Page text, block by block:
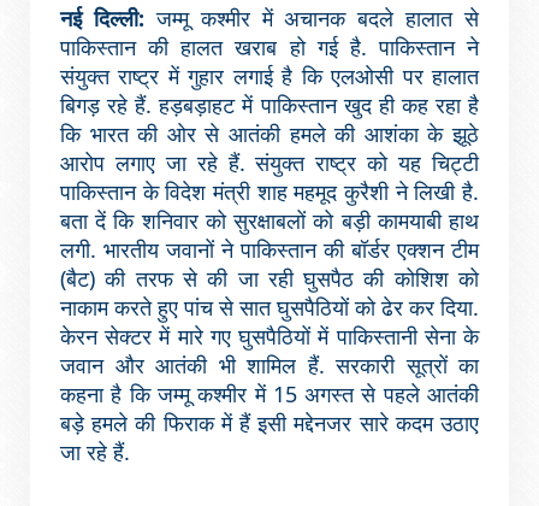
नई दिल्ली: जम्मू कश्मीर में अचानक बदले हालात से
पाकिस्तान की हालत खराब हो गई है. पाकिस्तान ने
संयुक्त राष्ट्र में गुहार लगाई है कि एलओसी पर हालात
बिगड़ रहे हैं. हड़बड़ाहट में पाकिस्तान खुद ही कह रहा है
कि भारत की ओर से आतंकी हमले की आशंका के झूठे
आरोप लगाए जा रहे हैं. संयुक्त राष्ट्र को यह चिट्टी
पाकिस्तान के विदेश मंत्री शाह महमूद कुरैशी ने लिखी है.
बता दें कि शनिवार को सुरक्षाबलों को बड़ी कामयाबी हाथ
लगी. भारतीय जवानों ने पाकिस्तान की बॉर्डर एक्शन टीम
(बैट) की तरफ से की जा रही घुसपैठ की कोशिश को
नाकाम करते हुए पांच से सात घुसपैठियों को ढेर कर दिया.
केरन सेक्टर में मारे गए घुसपैठियों में पाकिस्तानी सेना के
जवान और आतंकी भी शामिल हैं. सरकारी सूत्रों का
कहना है कि जम्मू कश्मीर में 15 अगस्त से पहले आतंकी
बड़े हमले की फिराक में हैं इसी मद्देनजर सारे कदम उठाए
जा रहे हैं.